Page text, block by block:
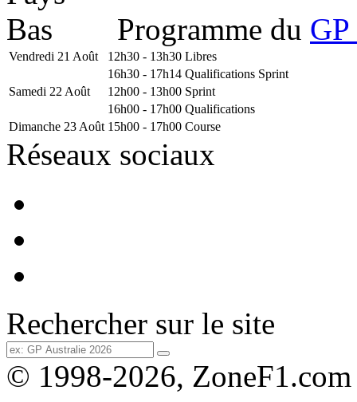
Programme du
Vendredi 21 Août 12h30 - 13h30 Libres
16h30 - 17h14 Qualifications Sprint
Samedi 22 Août
12h00 - 13h00 Sprint
16h00 - 17h00 Qualifications
Dimanche 23 Août 15h00 - 17h00 Course
Réseaux sociaux
Rechercher sur le site
© 1998-2026, ZoneF1.com